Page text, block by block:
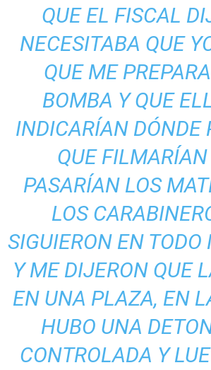
QUE EL FISCAL
NECESITABA QUE
QUE ME
BOMBA Y QUE
INDICARÍAN DÓNDE
QUE
PASARÍAN LOS
LOS
SIGUIERON EN
Y ME DIJERON QUE
EN UNA PLAZA, EN
HUBO UNA
CONTROLADA Y